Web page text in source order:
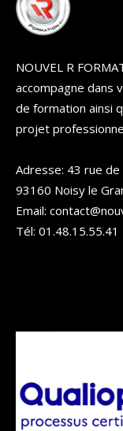
NOUVEL R
accompagne dans
de formation ainsi
projet
Adresse: 43 rue de
93160 Noisy le
Email:
Tél: 01.48.15.55.41